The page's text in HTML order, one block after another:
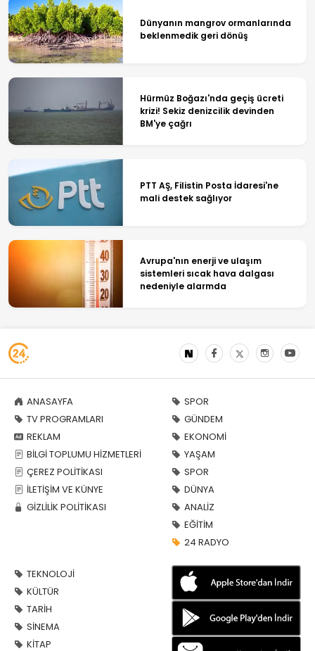
Dünyanın mangrov ormanlarında
beklenmedik geri dönüş
Hürmüz Boğazı'nda geçiş ücreti
krizi! Sekiz denizcilik devinden
BM'ye çağrı
PTT AŞ, Filistin Posta İdaresi'ne
mali destek sağlıyor
Avrupa'nın enerji ve ulaşım
sistemleri sıcak hava dalgası
nedeniyle alarmda
ANASAYFA
TV PROGRAMLARI
REKLAM
BİLGİ TOPLUMU HİZMETLERİ
ÇEREZ POLİTİKASI
İLETİŞİM VE KÜNYE
GİZLİLİK POLİTİKASI
SPOR
GÜNDEM
EKONOMİ
YAŞAM
SPOR
DÜNYA
ANALİZ
EĞİTİM
24 RADYO
TEKNOLOJİ
KÜLTÜR
TARİH
SİNEMA
KİTAP